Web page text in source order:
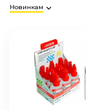
Новинкам